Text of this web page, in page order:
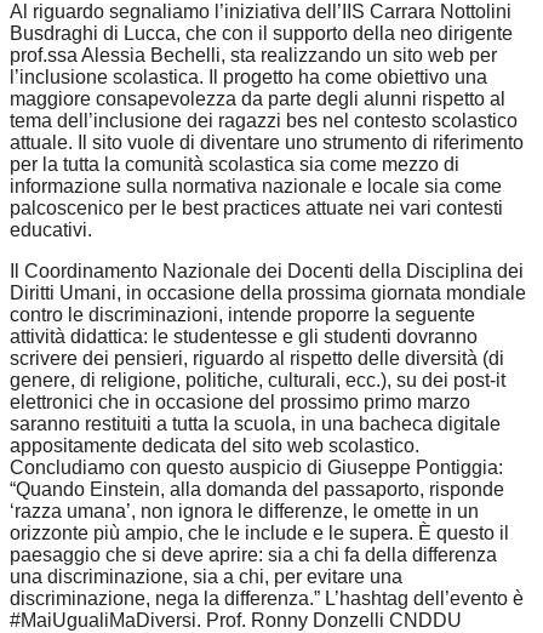
Al riguardo segnaliamo l’iniziativa dell’IIS Carrara Nottolini
Busdraghi di Lucca, che con il supporto della neo dirigente
prof.ssa Alessia Bechelli, sta realizzando un sito web per
l’inclusione scolastica. Il progetto ha come obiettivo una
maggiore consapevolezza da parte degli alunni rispetto al
tema dell’inclusione dei ragazzi bes nel contesto scolastico
attuale. Il sito vuole di diventare uno strumento di riferimento
per la tutta la comunità scolastica sia come mezzo di
informazione sulla normativa nazionale e locale sia come
palcoscenico per le best practices attuate nei vari contesti
educativi.
Il Coordinamento Nazionale dei Docenti della Disciplina dei
Diritti Umani, in occasione della prossima giornata mondiale
contro le discriminazioni, intende proporre la seguente
attività didattica: le studentesse e gli studenti dovranno
scrivere dei pensieri, riguardo al rispetto delle diversità (di
genere, di religione, politiche, culturali, ecc.), su dei post-it
elettronici che in occasione del prossimo primo marzo
saranno restituiti a tutta la scuola, in una bacheca digitale
appositamente dedicata del sito web scolastico.
Concludiamo con questo auspicio di Giuseppe Pontiggia:
“Quando Einstein, alla domanda del passaporto, risponde
‘razza umana’, non ignora le differenze, le omette in un
orizzonte più ampio, che le include e le supera. È questo il
paesaggio che si deve aprire: sia a chi fa della differenza
una discriminazione, sia a chi, per evitare una
discriminazione, nega la differenza.” L’hashtag dell’evento è
#MaiUgualiMaDiversi. Prof. Ronny Donzelli CNDDU